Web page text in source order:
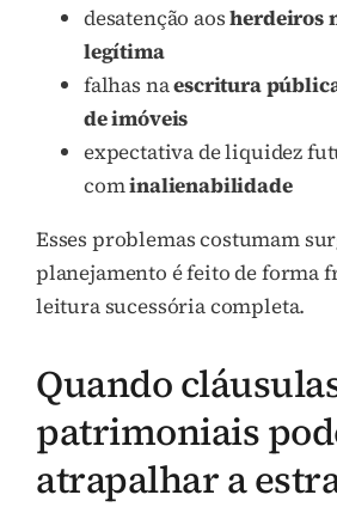
desatenção aosherdeiros
legítima
falhas naescritura
de imóveis
expectativa de liquidez
cominalienabilidade
Esses problemas costumam
planejamento é feito de forma
leitura sucessória completa.
Quando
patrimoniais
atrapalhar a